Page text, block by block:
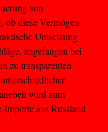
von
ob diese Vermögen
Umsetzung
angefangen bei
zu transparenten
wird zum
aus Russland